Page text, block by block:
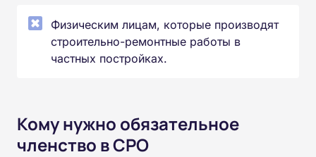
Физическим лицам, которые производят
строительно-ремонтные работы в
частных постройках.
Кому нужно обязательное
членство в СРО